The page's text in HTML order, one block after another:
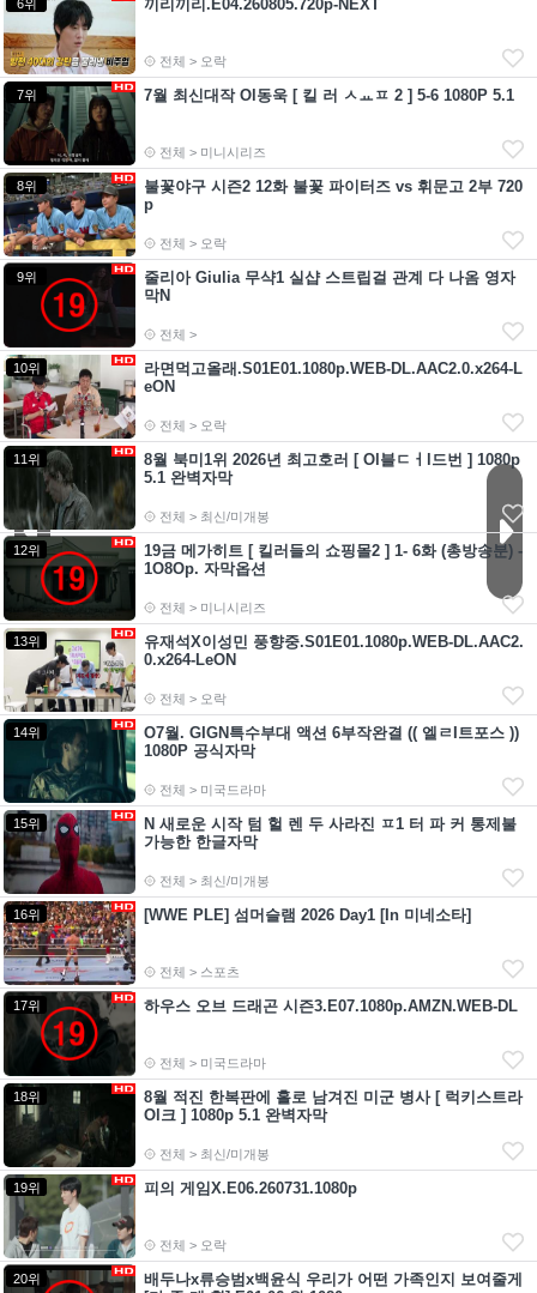
6위 끼리끼리.E04.260805.720p-NEXT
전체 > 오락
7위 7월 최신대작 Ol동욱 [ 킬 러 ㅅㅛㅍ 2 ] 5-6 1080P 5.1
전체 > 미니시리즈
8위
불꽃야구 시즌2 12화 불꽃 파이터즈 vs 휘문고 2부 720
p
전체 > 오락
9위
줄리아 Giulia 무샥1 실샵 스트립걸 관계 다 나옴 영자
막N
전체 >
10위
라면먹고올래.S01E01.1080p.WEB-DL.AAC2.0.x264-L
eON
전체 > 오락
11위
8월 북미1위 2026년 최고호러 [ Ol블ㄷㅓl드번 ] 1080p
5.1 완벽자막
전체 > 최신/미개봉
12위
19금 메가히트 [ 킬러들의 쇼핑몰2 ] 1- 6화 (총방송분) -
1O8Op. 자막옵션
전체 > 미니시리즈
13위
유재석X이성민 풍향중.S01E01.1080p.WEB-DL.AAC2.
0.x264-LeON
전체 > 오락
14위
O7월. GIGN특수부대 액션 6부작완결 (( 엘ㄹI트포스 ))
1080P 공식자막
전체 > 미국드라마
15위
N 새로운 시작 텀 헐 렌 두 사라진 ㅍ1 터 파 커 통제불
가능한 한글자막
전체 > 최신/미개봉
16위 [WWE PLE] 섬머슬램 2026 Day1 [In 미네소타]
전체 > 스포츠
17위 하우스 오브 드래곤 시즌3.E07.1080p.AMZN.WEB-DL
전체 > 미국드라마
18위
8월 적진 한복판에 홀로 남겨진 미군 병사 [ 럭키스트라
Ol크 ] 1080p 5.1 완벽자막
전체 > 최신/미개봉
19위 피의 게임X.E06.260731.1080p
전체 > 오락
20위
배두나x류승범x백윤식 우리가 어떤 가족인지 보여줄게